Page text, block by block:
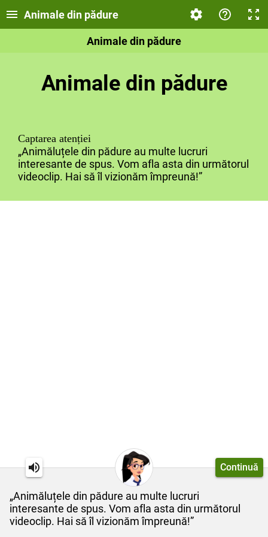
„Animăluțele din pădure au multe lucruri
interesante de spus. Vom afla asta din următorul
videoclip. Hai să îl vizionăm împreună!”
Continuă
Animale din pădure
Animale din pădure
Animale din pădure
Captarea atenției
„Animăluțele din pădure au multe lucruri
interesante de spus. Vom afla asta din următorul
videoclip. Hai să îl vizionăm împreună!”